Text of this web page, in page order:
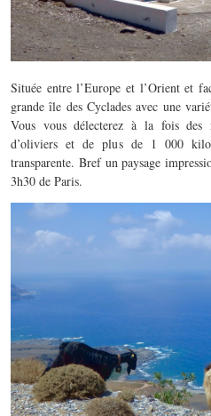
Située entre l’Europe et l’Orient et
grande île des Cyclades avec une
Vous vous délecterez à la fois des
d’oliviers et de plus de 1 000
transparente. Bref un paysage
3h30 de Paris.